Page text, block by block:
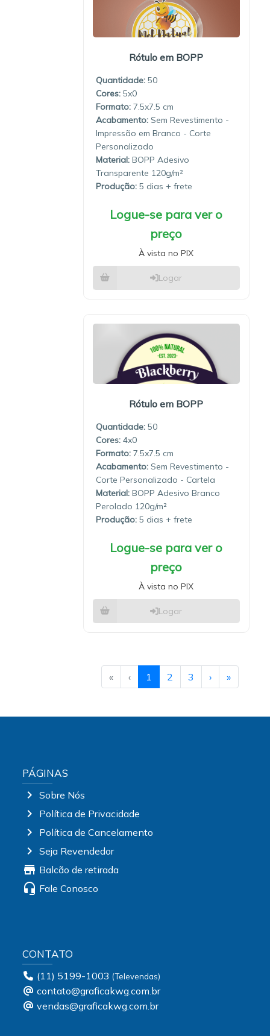
Rótulo em BOPP
Quantidade: 50
5x0
7.5x7.5
Sem Revestimento -
Impressão em Branco - Corte
Personalizado
Material: BOPP Adesivo
Transparente 120g/m²
Produção: 5 dias
Logue-se para ver o
preço
À vista no PIX
Logar
Rótulo em BOPP
Quantidade: 50
4x0
7.5x7.5
Sem Revestimento -
Corte Personalizado - Cartela
Material: BOPP Adesivo Branco
Perolado 120g/m²
Produção: 5 dias
Logue-se para ver o
preço
À vista no PIX
Logar
« ‹ 1 2 3 › »
PÁGINAS
chevron_right Sobre Nós
chevron_right Política de Privacidade
chevron_right Política de Cancelamento
chevron_right Seja Revendedor
store Balcão de retirada
headset_mic Fale Conosco
CONTATO
(11) 5199-1003
contato@graficakwg.com.br
vendas@graficakwg.com.br